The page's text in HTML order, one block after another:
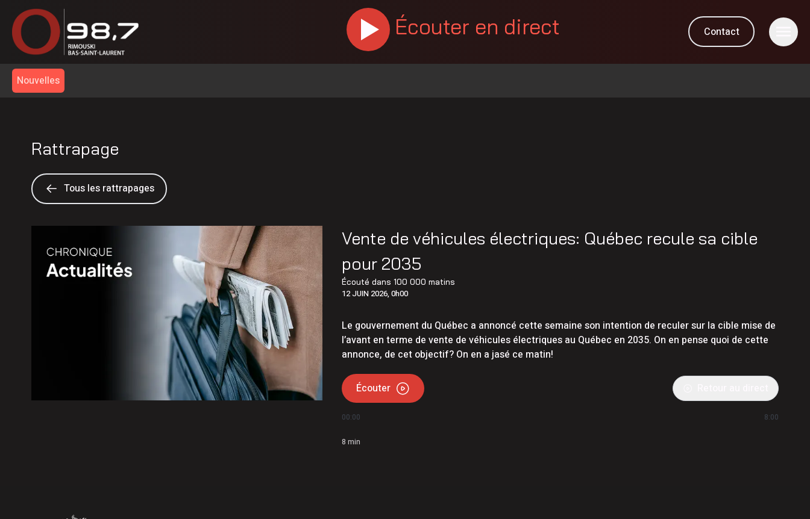
Écouter en direct Contact
Nouvelles
Rattrapage
Tous les rattrapages
Vente de véhicules électriques: Québec recule sa cible
pour 2035
Écouté dans100 000 matins
12 JUIN 2026, 0h00
Le gouvernement du Québec a annoncé cette semaine son intention de reculer sur la cible mise de
l’avant en terme de vente de véhicules électriques au Québec en 2035. On en pense quoi de cette
annonce, de cet objectif? On en a jasé ce matin!
Écouter
00:00 8:00
8 min